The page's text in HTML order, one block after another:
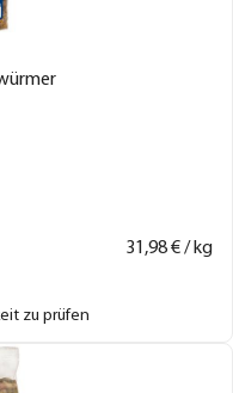
31,98€ / kg
zu prüfen